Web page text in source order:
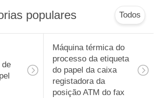
populares Todos
de
Máquina térmica do
processo da etiqueta
do papel da caixa
registadora da
posição ATM do fax